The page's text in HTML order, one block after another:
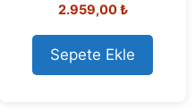
o
t
o
f
5
2.959,00₺
Sepete Ekle